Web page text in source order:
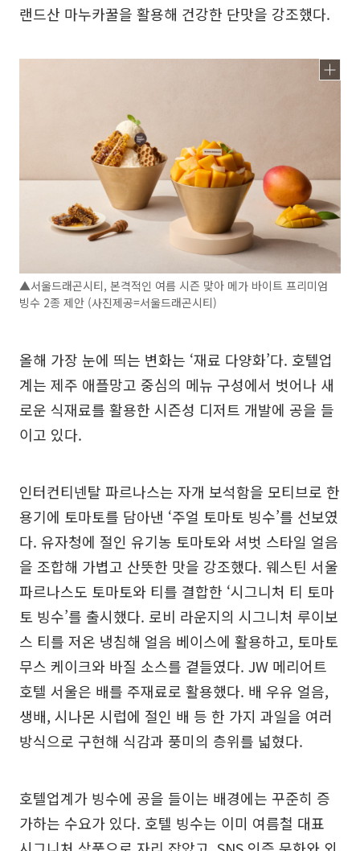
랜드산 마누카꿀을 활용해 건강한 단맛을 강조했다.
▲서울드래곤시티, 본격적인 여름 시즌 맞아 메가 바이트 프리미엄
빙수 2종 제안 (사진제공=서울드래곤시티)
올해 가장 눈에 띄는 변화는 ‘재료 다양화’다. 호텔업
계는 제주 애플망고 중심의 메뉴 구성에서 벗어나 새
로운 식재료를 활용한 시즌성 디저트 개발에 공을 들
이고 있다.
인터컨티넨탈 파르나스는 자개 보석함을 모티브로 한
용기에 토마토를 담아낸 ‘주얼 토마토 빙수’를 선보였
다. 유자청에 절인 유기농 토마토와 셔벗 스타일 얼음
을 조합해 가볍고 산뜻한 맛을 강조했다. 웨스틴 서울
파르나스도 토마토와 티를 결합한 ‘시그니처 티 토마
토 빙수’를 출시했다. 로비 라운지의 시그니처 루이보
스 티를 저온 냉침해 얼음 베이스에 활용하고, 토마토
무스 케이크와 바질 소스를 곁들였다. JW 메리어트
호텔 서울은 배를 주재료로 활용했다. 배 우유 얼음,
생배, 시나몬 시럽에 절인 배 등 한 가지 과일을 여러
방식으로 구현해 식감과 풍미의 층위를 넓혔다.
호텔업계가 빙수에 공을 들이는 배경에는 꾸준히 증
가하는 수요가 있다. 호텔 빙수는 이미 여름철 대표